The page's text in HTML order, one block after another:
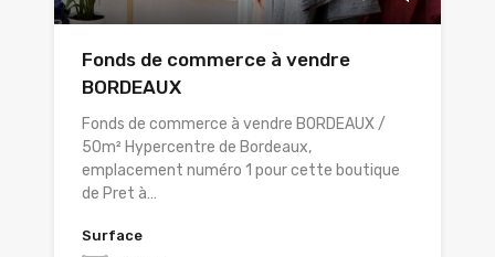
Fonds de commerce à vendre
BORDEAUX
Fonds de commerce à vendre BORDEAUX /
50m² Hypercentre de Bordeaux,
emplacement numéro 1 pour cette boutique
de Pret à…
Surface